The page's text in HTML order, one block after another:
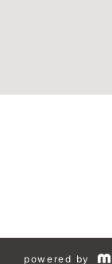
powered by